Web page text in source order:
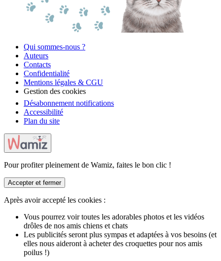
Qui sommes-nous ?
Auteurs
Contacts
Confidentialité
Mentions légales & CGU
Gestion des cookies
Désabonnement notifications
Accessibilité
Plan du site
Pour profiter pleinement de Wamiz, faites le bon clic !
Accepter et fermer
Après avoir accepté les cookies :
Vous pourrez voir toutes les adorables photos et les vidéos
drôles de nos amis chiens et chats
Les publicités seront plus sympas et adaptées à vos besoins (et
elles nous aideront à acheter des croquettes pour nos amis
poilus !)